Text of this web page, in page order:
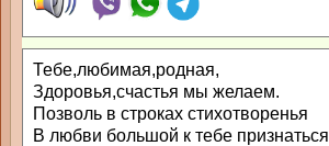
Тебе,любимая,родная,
Здоровья,счастья мы желаем.
Позволь в строках стихотворенья
В любви большой к тебе